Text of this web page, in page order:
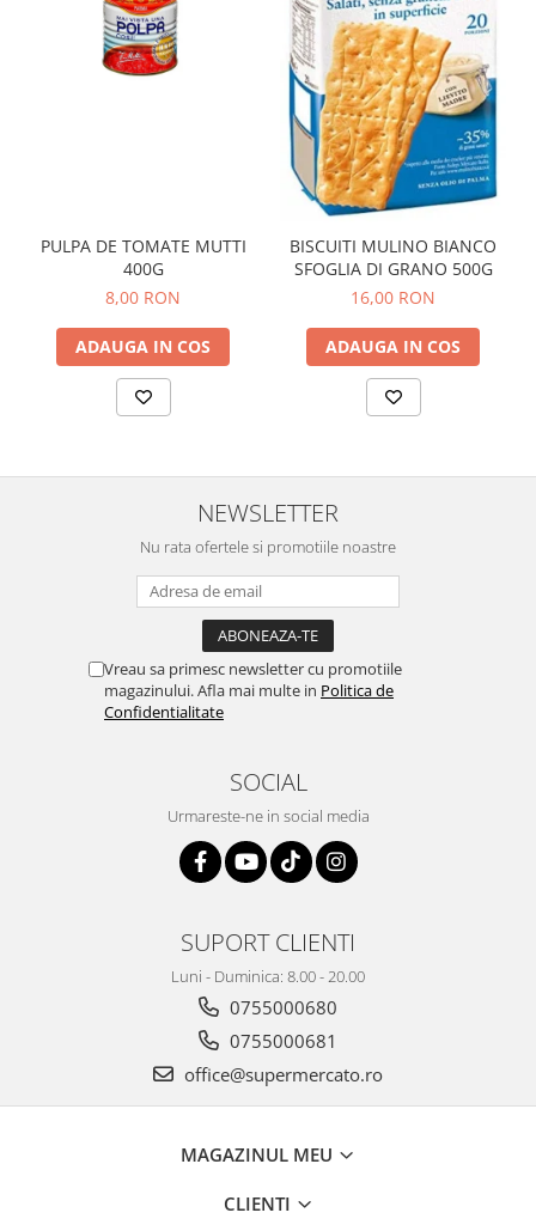
PULPA DE TOMATE MUTTI
400G
8,00 RON
ADAUGA IN COS
BISCUITI MULINO BIANCO
SFOGLIA DI GRANO 500G
16,00 RON
ADAUGA IN COS
NEWSLETTER
Nu rata ofertele si promotiile noastre
Vreau sa primesc newsletter cu promotiile
magazinului. Afla mai multe in Politica de
Confidentialitate
SOCIAL
Urmareste-ne in social media
SUPORT CLIENTI
Luni - Duminica: 8.00 - 20.00
0755000680
0755000681
office@supermercato.ro
MAGAZINUL MEU
CLIENTI